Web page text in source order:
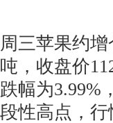
周三苹果约
吨，收盘价
跌幅为3.99%
段性高点，